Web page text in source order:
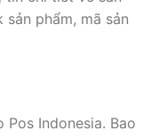
sản phẩm, mã sản
Pos Indonesia. Bao